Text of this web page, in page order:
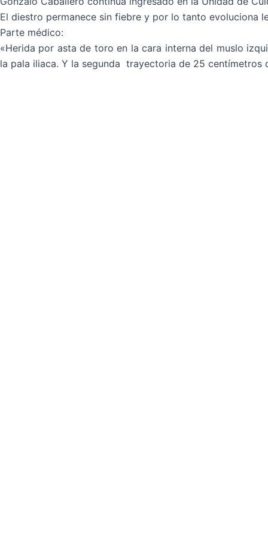
El diestro permanece sin fiebre y por lo tanto evoluciona
Parte médico:
«Herida por asta de toro en la cara interna del muslo
la pala iliaca. Y la segunda trayectoria de 25 centímetros